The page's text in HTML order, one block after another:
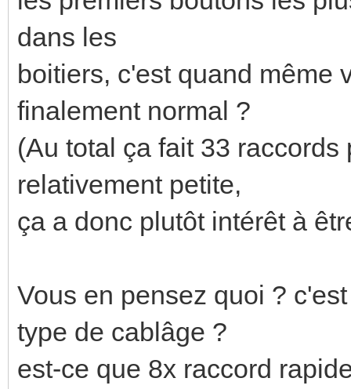
dans les
boitiers, c'est quand même
finalement normal ?
(Au total ça fait 33
relativement petite,
ça a donc plutôt intérêt à
Vous en pensez quoi ?
type de cablâge ?
est-ce que 8x raccord